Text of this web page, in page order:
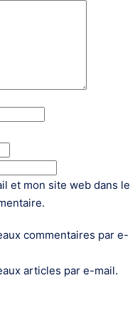
et mon site web dans le
commentaires par e-
articles par e-mail.